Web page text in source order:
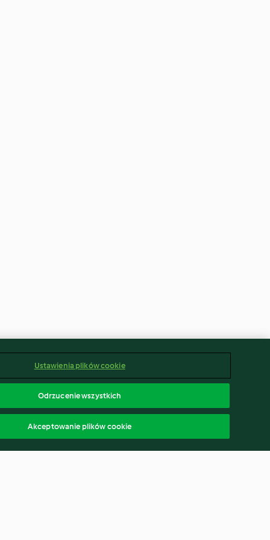
Ustawienia plików cookie
Odrzucenie wszystkich
Akceptowanie plików cookie